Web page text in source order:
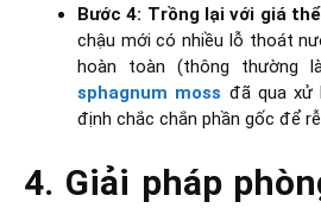
Bước 4: Trồng lại với giá
chậu mới có nhiều lỗ thoát
hoàn toàn (thông thường
sphagnum moss đã qua xử
định chắc chắn phần gốc để
4. Giải pháp